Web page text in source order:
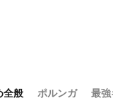
全般 ポルンガ 最強